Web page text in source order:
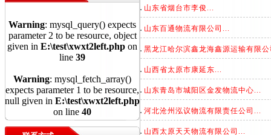
Warning: mysql_query() expects
parameter 2 to be resource, object
given in E:\test\xwxt2left.php on
line 39
Warning: mysql_fetch_array()
expects parameter 1 to be resource,
null given in E:\test\xwxt2left.php
on line 40
山东省烟台市李俊...
山东百通物流有限公司...
黑龙江哈尔滨鑫龙海鑫源运输有限
山西省太原市康延东...
山东青岛市城阳区金发物流中心...
河北沧州泓议物流有限责任公司...
山西太原天天物流有限公司...